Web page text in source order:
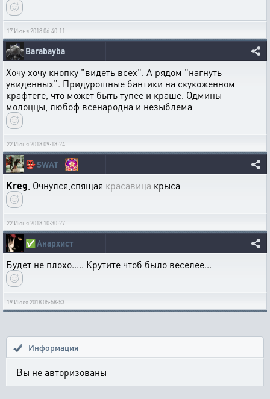
17 Июня 2018 06:40:11
Barabayba
Хочу хочу кнопку "видеть всех". А рядом "нагнуть
увиденных". Придурошные бантики на скукоженном
крафтеге, что может быть тупее и краше. Одмины
молоццы, любоф всенародна и незыблема
22 Июня 2018 09:18:24
👺SWAT
Kreg , Очнулся,спящая красавица крыса
22 Июня 2018 10:30:27
✅Анархист
Будет не плохо..... Крутите чтоб было веселее...
19 Июля 2018 05:58:53
Информация
Вы не авторизованы